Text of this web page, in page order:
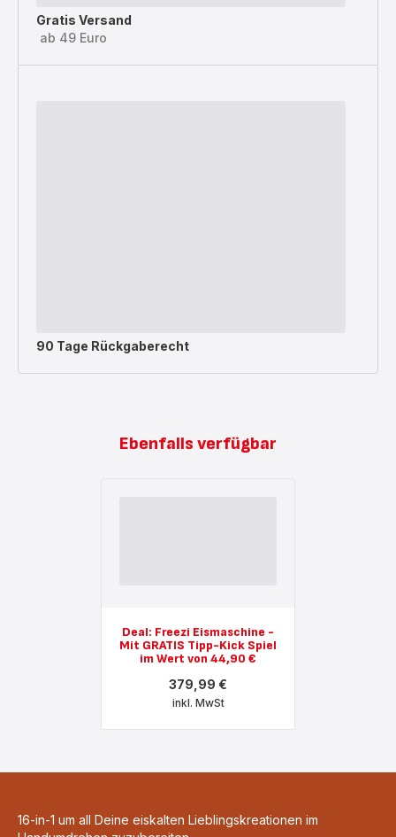
Gratis Versand
ab 49 Euro
90 Tage Rückgaberecht
Ebenfalls verfügbar
Deal: Freezi Eismaschine -
Mit GRATIS Tipp-Kick Spiel
im Wert von 44,90 €
379,99 €
inkl. MwSt
anzeigen
Freezi
GRATIS
16-in-1 um all Deine eiskalten Lieblingskreationen im